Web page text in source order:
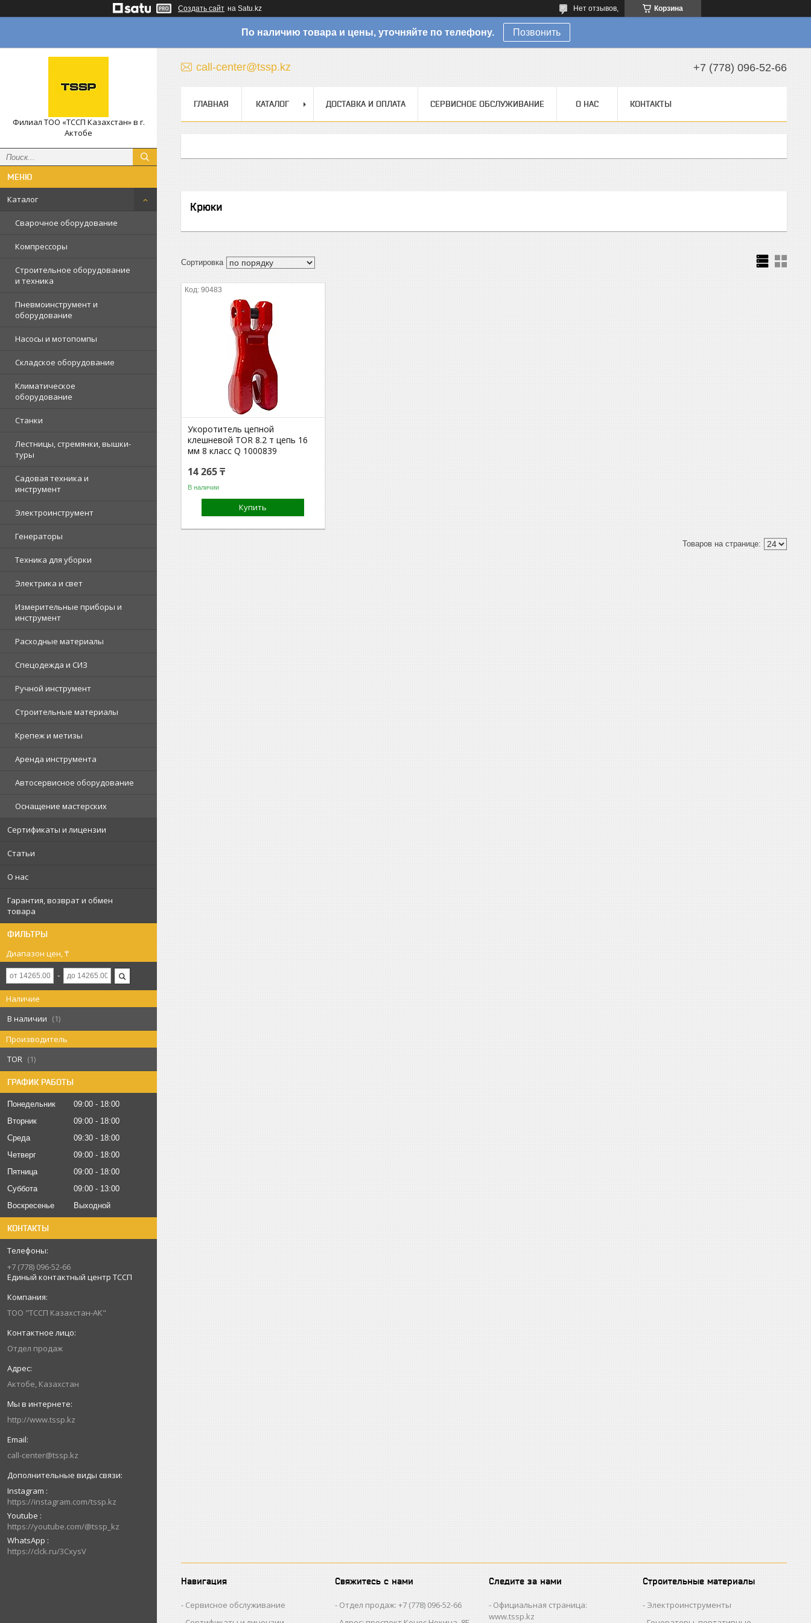
Создать сайт на Satu.kz Корзина
Нет отзывов,
По наличию товара и цены, уточняйте по телефону. Позвонить
Филиал ТОО «ТССП Казахстан» в г.
Актобе
Каталог
Сварочное оборудование
Компрессоры
Строительное оборудование
и техника
Пневмоинструмент и
оборудование
Насосы и мотопомпы
Складское оборудование
Климатическое
оборудование
Станки
Лестницы, стремянки, вышки-
туры
Садовая техника и
инструмент
Электроинструмент
Генераторы
Техника для уборки
Электрика и свет
Измерительные приборы и
инструмент
Расходные материалы
Спецодежда и СИЗ
Ручной инструмент
Строительные материалы
Крепеж и метизы
Аренда инструмента
Автосервисное оборудование
Оснащение мастерских
Сертификаты и лицензии
Статьи
О нас
Гарантия, возврат и обмен
товара
ФИЛЬТРЫ
Диапазон цен, ₸
Наличие
В наличии
1
Производитель
TOR
1
ГРАФИК РАБОТЫ
Понедельник 09:00
18:00
Вторник
09:00
18:00
Среда
09:30
18:00
Четверг
09:00
18:00
Пятница
09:00
18:00
Суббота
09:00
13:00
Воскресенье
Выходной
КОНТАКТЫ
+7 (778) 096-52-66
Единый контактный центр ТССП
ТОО "ТССП Казахстан-АК"
Отдел продаж
Актобе, Казахстан
http://www.tssp.kz
call-center@tssp.kz
Instagram
https://instagram.com/tssp.kz
Youtube
https://youtube.com/@tssp_kz
WhatsApp
https://clck.ru/3CxysV
call-center@tssp.kz +7 (778) 096-52-66
ГЛАВНАЯ КАТАЛОГ ДОСТАВКА И ОПЛАТА СЕРВИСНОЕ ОБСЛУЖИВАНИЕ О НАС КОНТАКТЫ
Крюки
90483
Укоротитель цепной
клешневой TOR 8.2 т цепь 16
мм 8 класс Q 1000839
14 265 ₸
В наличии
Купить
Навигация
Сервисное обслуживание
Свяжитесь с нами
Отдел продаж: +7 (778) 096-52-66
Следите за нами
Официальная страница:
www.tssp.kz
Строительные материалы
Электроинструменты